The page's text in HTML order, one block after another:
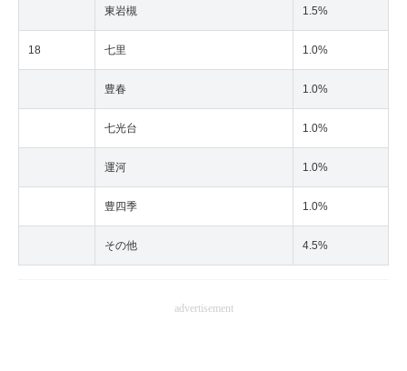
東岩槻 1.5%
18 七里 1.0%
豊春 1.0%
七光台 1.0%
運河 1.0%
豊四季 1.0%
その他 4.5%
advertisement